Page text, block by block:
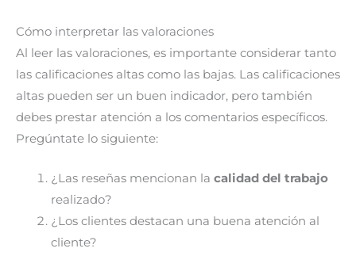
Cómo interpretar las valoraciones
Al leer las valoraciones, es importante considerar tanto
las calificaciones altas como las bajas. Las calificaciones
altas pueden ser un buen indicador, pero también
debes prestar atención a los comentarios específicos.
Pregúntate lo siguiente:
¿Las reseñas mencionan la calidad del trabajo
realizado?
¿Los clientes destacan una buena atención al
cliente?